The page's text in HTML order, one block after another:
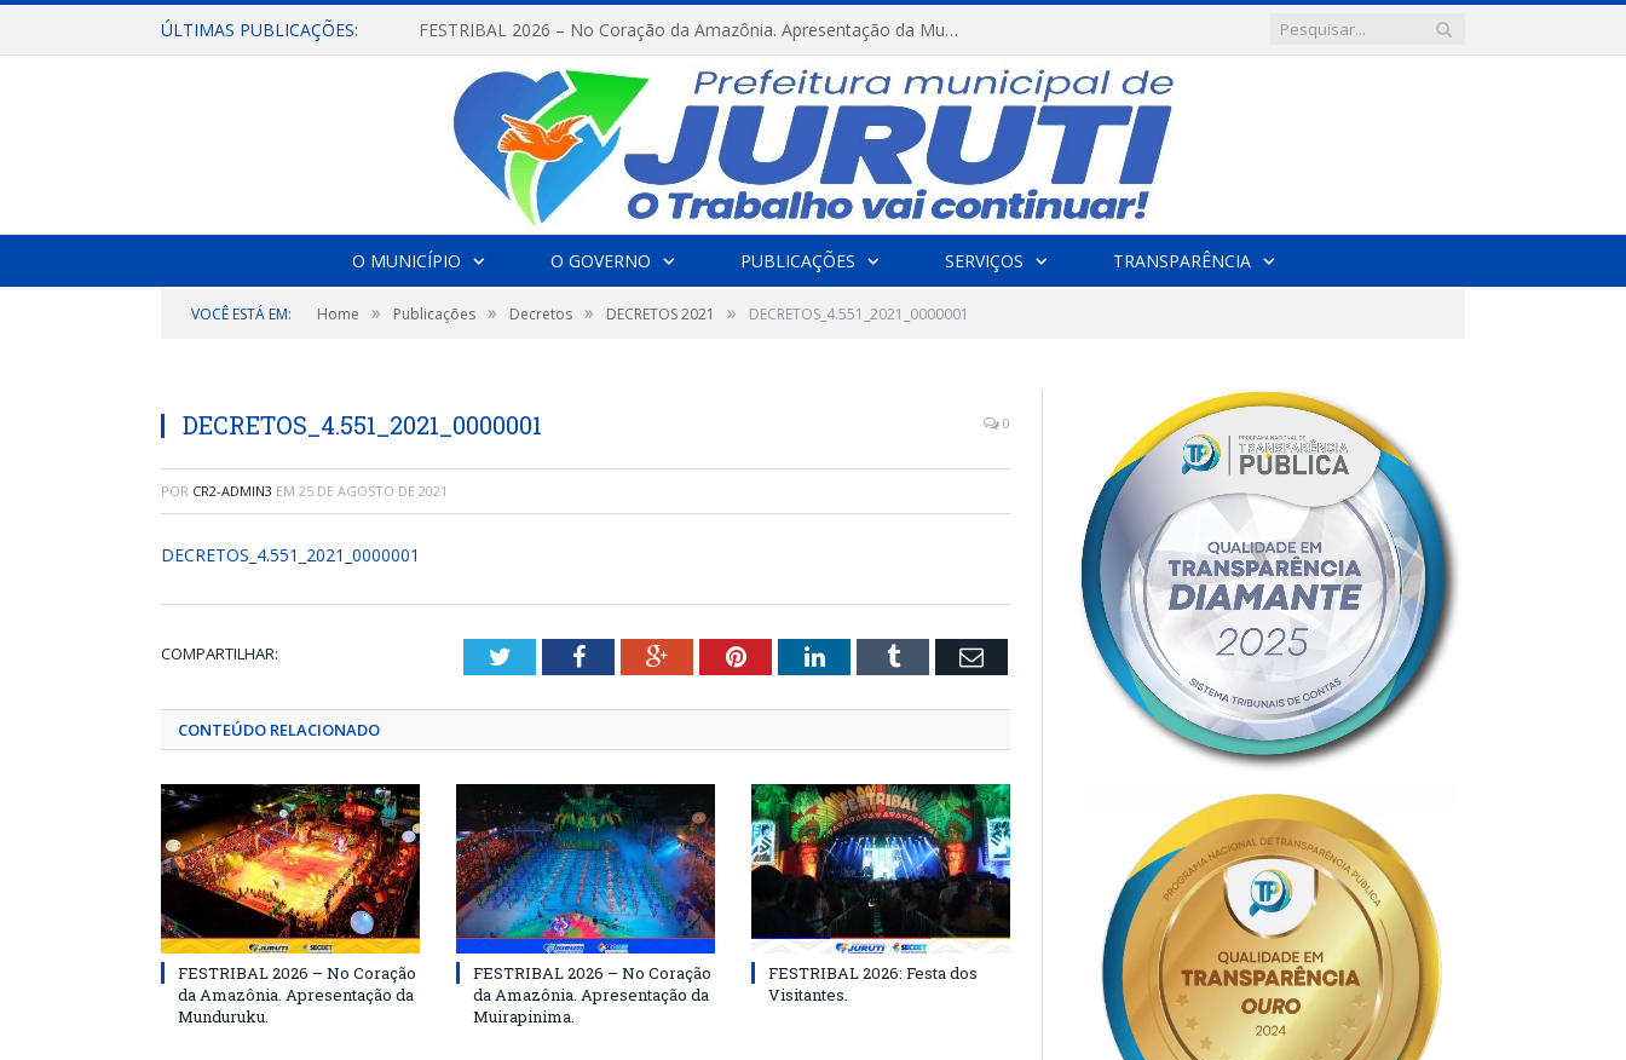
ÚLTIMAS PUBLICAÇÕES: FESTRIBAL 2026 – No Coração da Amazônia. Apresentação da Munduruku.
O MUNICÍPIO O GOVERNO PUBLICAÇÕES SERVIÇOS TRANSPARÊNCIA
VOCÊ ESTÁ EM: Home » Publicações » Decretos » DECRETOS 2021 » DECRETOS_4.551_2021_0000001
DECRETOS_4.551_2021_0000001 0
POR CR2-ADMIN3 EM 25 DE AGOSTO DE 2021
DECRETOS_4.551_2021_0000001
COMPARTILHAR: TwitterFacebookGoogle+PinterestLinkedInTumblr Email
CONTEÚDO RELACIONADO
FESTRIBAL 2026 – No Coração
da Amazônia. Apresentação da
Munduruku.
FESTRIBAL 2026 – No Coração
da Amazônia. Apresentação da
Muirapinima.
FESTRIBAL 2026: Festa dos
Visitantes.